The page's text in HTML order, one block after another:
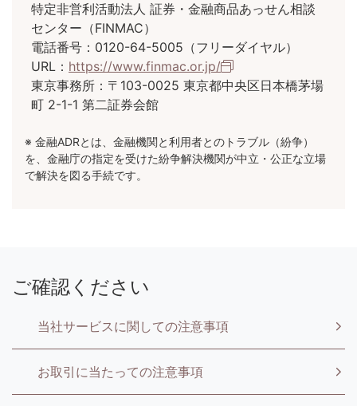
特定非営利活動法人 証券・金融商品あっせん相談
センター（FINMAC）
電話番号：0120-64-5005（フリーダイヤル）
URL： https://www.finmac.or.jp/
東京事務所：〒103-0025 東京都中央区日本橋茅場
町 2-1-1 第二証券会館
※ 金融ADRとは、金融機関と利用者とのトラブル（紛争）
を、金融庁の指定を受けた紛争解決機関が中立・公正な立場
で解決を図る手続です。
ご確認ください
当社サービスに関しての注意事項
お取引に当たっての注意事項